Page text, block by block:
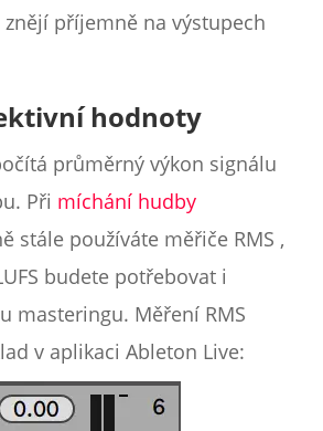
příjemně na výstupech
hodnoty
průměrný výkon signálu
Při míchání hudby
stále používáte měřiče RMS ,
budete potřebovat i
masteringu. Měření RMS
v aplikaci Ableton Live: